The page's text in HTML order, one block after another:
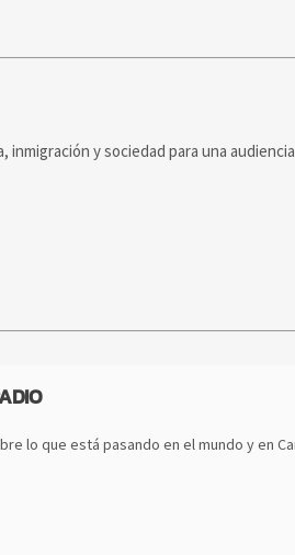
y sociedad para una
lo que está pasando en el mundo y en